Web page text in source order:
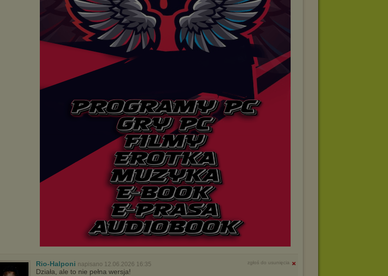
spowoduje, że wyświetlana Ci reklama nie
do Twoich preferencji, a będzie to reklama
zmiany ustawień przeglądarki internetowej w
przechowywanie plików cookies na
Można również usunąć pliki cookies,
zmian w ustawieniach przeglądarki
na ten temat znajdziesz pod adresem
Rio-Halponi napisano 12.06.2026 16:35 zgłoś do usunięcia
Działa, ale to nie pełna wersja!